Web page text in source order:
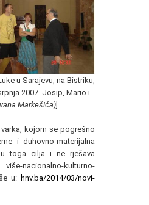
u Sarajevu, na Bistriku,
2007. Josip, Mario i
Markešića)]
kojom se pogrešno
i duhovno-materijalna
toga cilja i ne rješava
nacionalno-kulturno-
u: hnv.ba/2014/03/novi-